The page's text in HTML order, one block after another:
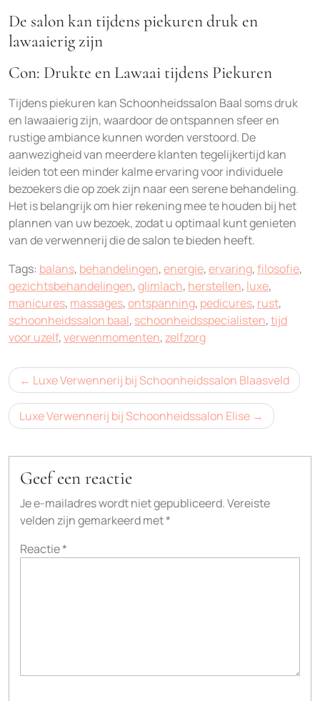
De salon kan tijdens piekuren druk en
lawaaierig zijn
Con: Drukte en Lawaai tijdens Piekuren
Tijdens piekuren kan Schoonheidssalon Baal soms druk
en lawaaierig zijn, waardoor de ontspannen sfeer en
rustige ambiance kunnen worden verstoord. De
aanwezigheid van meerdere klanten tegelijkertijd kan
leiden tot een minder kalme ervaring voor individuele
bezoekers die op zoek zijn naar een serene behandeling.
Het is belangrijk om hier rekening mee te houden bij het
plannen van uw bezoek, zodat u optimaal kunt genieten
van de verwennerij die de salon te bieden heeft.
Tags: balans, behandelingen,energie,ervaring,filosofie,
gezichtsbehandelingen,glimlach, herstellen, luxe,
manicures, massages,ontspanning, pedicures, rust,
schoonheidssalon baal, schoonheidsspecialisten,tijd
voor uzelf,verwenmomenten,zelfzorg
Bericht
navigatie
Luxe Verwennerij bij Schoonheidssalon Blaasveld
Luxe Verwennerij bij Schoonheidssalon Elise
Geef een reactie
Je e-mailadres wordt niet gepubliceerd.Vereiste
velden zijn gemarkeerd met*
Reactie*